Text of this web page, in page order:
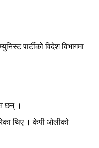
पार्टीको विदेश विभागमा
छन् ।
थिए । केपी ओलीको